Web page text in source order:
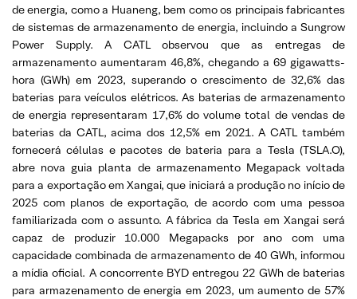
de energia, como a Huaneng, bem como os principais fabricantes
de sistemas de armazenamento de energia, incluindo a Sungrow
Power Supply. A CATL observou que as entregas de
armazenamento aumentaram 46,8%, chegando a 69 gigawatts-
hora (GWh) em 2023, superando o crescimento de 32,6% das
baterias para veículos elétricos. As baterias de armazenamento
de energia representaram 17,6% do volume total de vendas de
baterias da CATL, acima dos 12,5% em 2021. A CATL também
fornecerá células e pacotes de bateria para a Tesla (TSLA.O),
abre nova guia planta de armazenamento Megapack voltada
para a exportação em Xangai, que iniciará a produção no início de
2025 com planos de exportação, de acordo com uma pessoa
familiarizada com o assunto. A fábrica da Tesla em Xangai será
capaz de produzir 10.000 Megapacks por ano com uma
capacidade combinada de armazenamento de 40 GWh, informou
a mídia oficial. A concorrente BYD entregou 22 GWh de baterias
para armazenamento de energia em 2023, um aumento de 57%